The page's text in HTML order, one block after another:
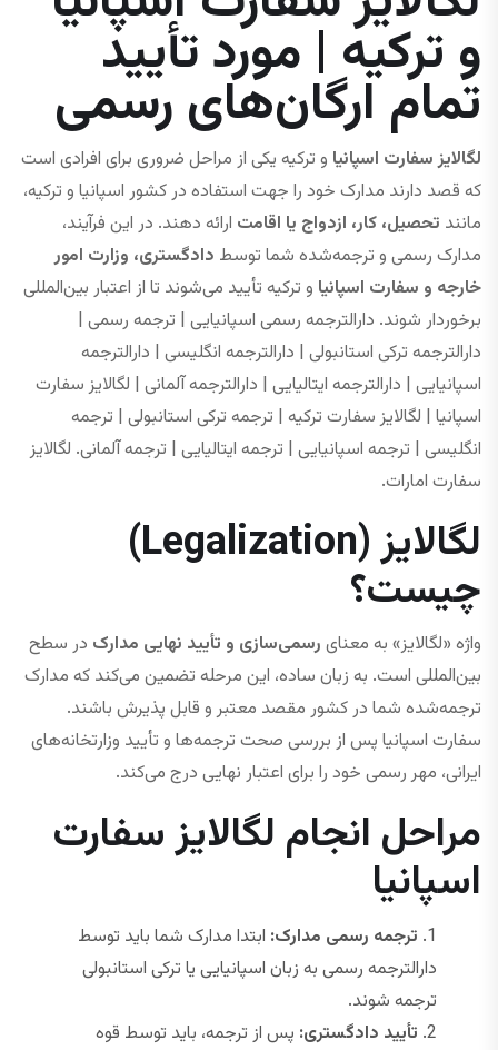
و ترکیه | مورد تأیید
تمام ارگان‌های رسمی
لگالایز سفارت اسپانیا و ترکیه یکی از مراحل ضروری برای افرادی است
که قصد دارند مدارک خود را جهت استفاده در کشور اسپانیا و ترکیه،
مانند تحصیل، کار، ازدواج یا اقامت ارائه دهند. در این فرآیند،
مدارک رسمی و ترجمه‌شده شما توسط دادگستری، وزارت امور
خارجه و سفارت اسپانیا و ترکیه تأیید می‌شوند تا از اعتبار بین‌المللی
برخوردار شوند. دارالترجمه رسمی اسپانیایی | ترجمه رسمی |
دارالترجمه ترکی استانبولی | دارالترجمه انگلیسی | دارالترجمه
اسپانیایی | دارالترجمه ایتالیایی | دارالترجمه آلمانی | لگالایز سفارت
اسپانیا | لگالایز سفارت ترکیه | ترجمه ترکی استانبولی | ترجمه
انگلیسی | ترجمه اسپانیایی | ترجمه ایتالیایی | ترجمه آلمانی. لگالایز
سفارت امارات.
لگالایز (Legalization)
چیست؟
واژه «لگالایز» به معنای رسمی‌سازی و تأیید نهایی مدارک در سطح
بین‌المللی است. به زبان ساده، این مرحله تضمین می‌کند که مدارک
ترجمه‌شده شما در کشور مقصد معتبر و قابل پذیرش باشند.
سفارت اسپانیا پس از بررسی صحت ترجمه‌ها و تأیید وزارتخانه‌های
ایرانی، مهر رسمی خود را برای اعتبار نهایی درج می‌کند.
مراحل انجام لگالایز سفارت
اسپانیا
ترجمه رسمی مدارک: ابتدا مدارک شما باید توسط
دارالترجمه رسمی به زبان اسپانیایی یا ترکی استانبولی
ترجمه شوند.
تأیید دادگستری: پس از ترجمه، باید توسط قوه